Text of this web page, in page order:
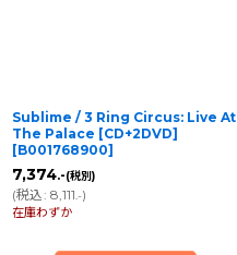
Sublime / 3 Ring Circus: Live At
The Palace [CD+2DVD]
[B001768900]
7,374.-(税別)
(税込: 8,111.-)
在庫わずか